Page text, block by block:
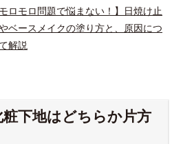
モロモロ問題で悩まない！】日焼け止
ベースメイクの塗り方と、原因につ
解説
下地はどちらか片方